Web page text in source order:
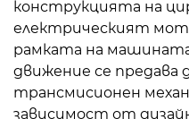
конструкцията на
електрическият
рамката на
движение се предава
трансмисионен
зависимост от